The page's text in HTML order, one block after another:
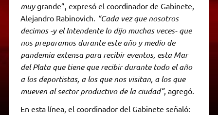
muygrande”, expresó el coordinador de Gabinete,
Alejandro Rabinovich. “Cada vez que nosotros
decimos -y el Intendente lo dijo muchas veces- que
nos preparamos durante este año y medio de
pandemia extensa para recibir eventos, esta Mar
del Plata que tiene que recibir durante todo el año
a los deportistas, a los que nos visitan, a los que
mueven al sector productivo de la ciudad”, agregó.
En esta línea, el coordinador del Gabinete señaló: